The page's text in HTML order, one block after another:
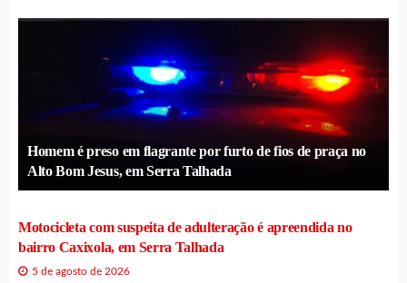
Homem é preso em flagrante por furto de fios de praça no
Alto Bom Jesus, em Serra Talhada
Motocicleta com suspeita de adulteração é apreendida no
bairro Caxixola, em Serra Talhada
5 de agosto de 2026